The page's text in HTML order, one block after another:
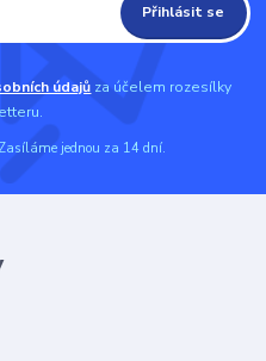
Přihlásit se
údajů za účelem rozesílky
jednou za 14 dní.